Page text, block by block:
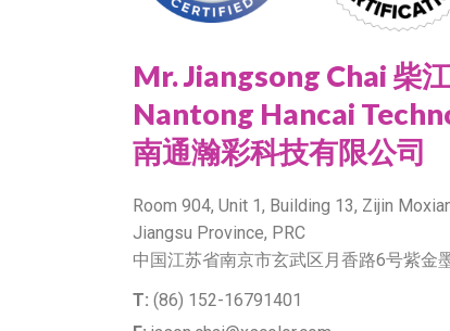
Mr. Jiangsong Chai 柴
Nantong Hancai
南通瀚彩科技有限公司
Room 904, Unit 1, Building 13, Zijin
Jiangsu Province, PRC
中国江苏省南京市玄武区月香路6号紫金
T: (86) 152-16791401